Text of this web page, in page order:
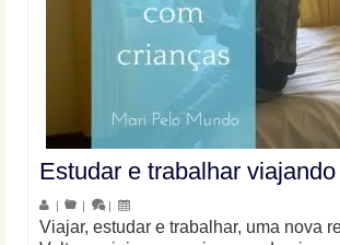
Estudar e trabalhar viajando
| | |
Viajar, estudar e trabalhar, uma nova